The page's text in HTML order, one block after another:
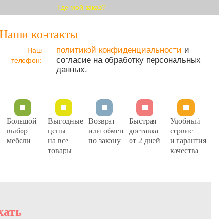
Где мой заказ?
Наши контакты
Наш
телефон:
политикой конфиденциальности и
согласие на обработку персональных
данных.
Большой
выбор
мебели
Выгодные
цены
на все
товары
Возврат
или обмен
по закону
Быстрая
доставка
от 2 дней
Удобный
сервис
и гарантия
качества